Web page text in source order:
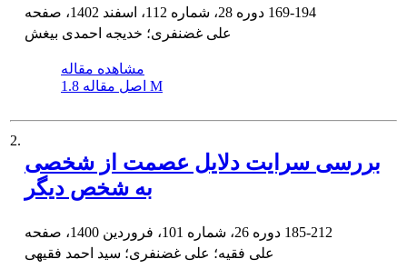
169-194
علی غضنفری؛ خدیجه احمدی بیغش
مشاهده مقاله
اصل مقاله 1.8 M
2.
بررسی سرایت‌ دلایل عصمت از شخصی
به شخص دیگر
185-212
علی فقیه؛ علی غضنفری؛ سید احمد فقیهی